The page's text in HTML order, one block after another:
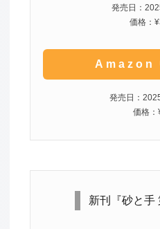
発売日：
価格：
Amazon
発売日：
価格
新刊『砂と手